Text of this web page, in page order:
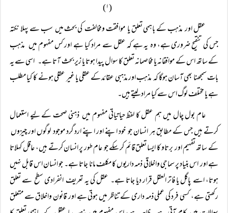
(۱)
عقل اور مذہب کے باہمی تعلق یا موافقت ومخالفت کی بحث میں سب سے پہلا نکتہ
جس کی تنقیح ضروری ہے، وہ یہ ہے کہ عقل سے مراد کیا ہے اور کس مفہوم میں مذہب
کے ساتھ اس کے موافقانہ یا مخاصمانہ تعلق کا سوال پیدا ہوتا یا زیر بحث آتا ہے۔ اسی سے یہ
بات سمجھنا بھی آسان ہوگا کہ مذہب اور مذہبی عقائد کے عقلی یا غیر عقلی ہونے کا کیا مطلب
ہے یا مختلف لوگ اس سے کیا مراد لیتے ہیں۔
عام بول چال میں ہم عقل کا لفظ حیاتیاتی مفہوم میں ذہنی صحت کے لیے استعمال
کرتے ہیں جس کے مطابق ہر انسان جو خود اپنے اور اپنے ارد گرد موجود لوگوں اور چیزوں
کے ساتھ تفہیم اور برتاو کا ایسا تعلق قائم کر سکے جو عام طور پر انسان کرتے ہیں، عاقل کہلاتا
ہے اور اس بنیاد پر سماجی واخلاقی ذمہ داریوں کا مکلف مانا جاتا ہے۔ جو انسان اس قابل نہیں
ہوتا، اسے پاگل یا فاتر العقل قرار دیا جاتا ہے۔ عقل کی یہ تعریف انفرادی سطح سے تعلق
رکھتی ہے، کسی فرد کی عملی ذمہ داری کے تناظر میں ہوتی ہے اور قانون واخلاق سے متعلق